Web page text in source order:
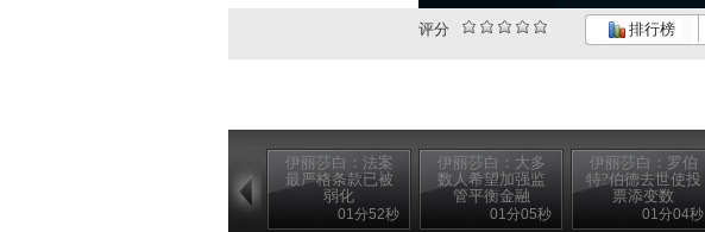
评分 排行榜
伊丽莎白：法案
最严格条款已被
弱化
01分52秒
伊丽莎白：大多
数人希望加强监
管平衡金融
01分05秒
伊丽莎白：罗伯
特?伯德去世使投
票添变数
01分04秒